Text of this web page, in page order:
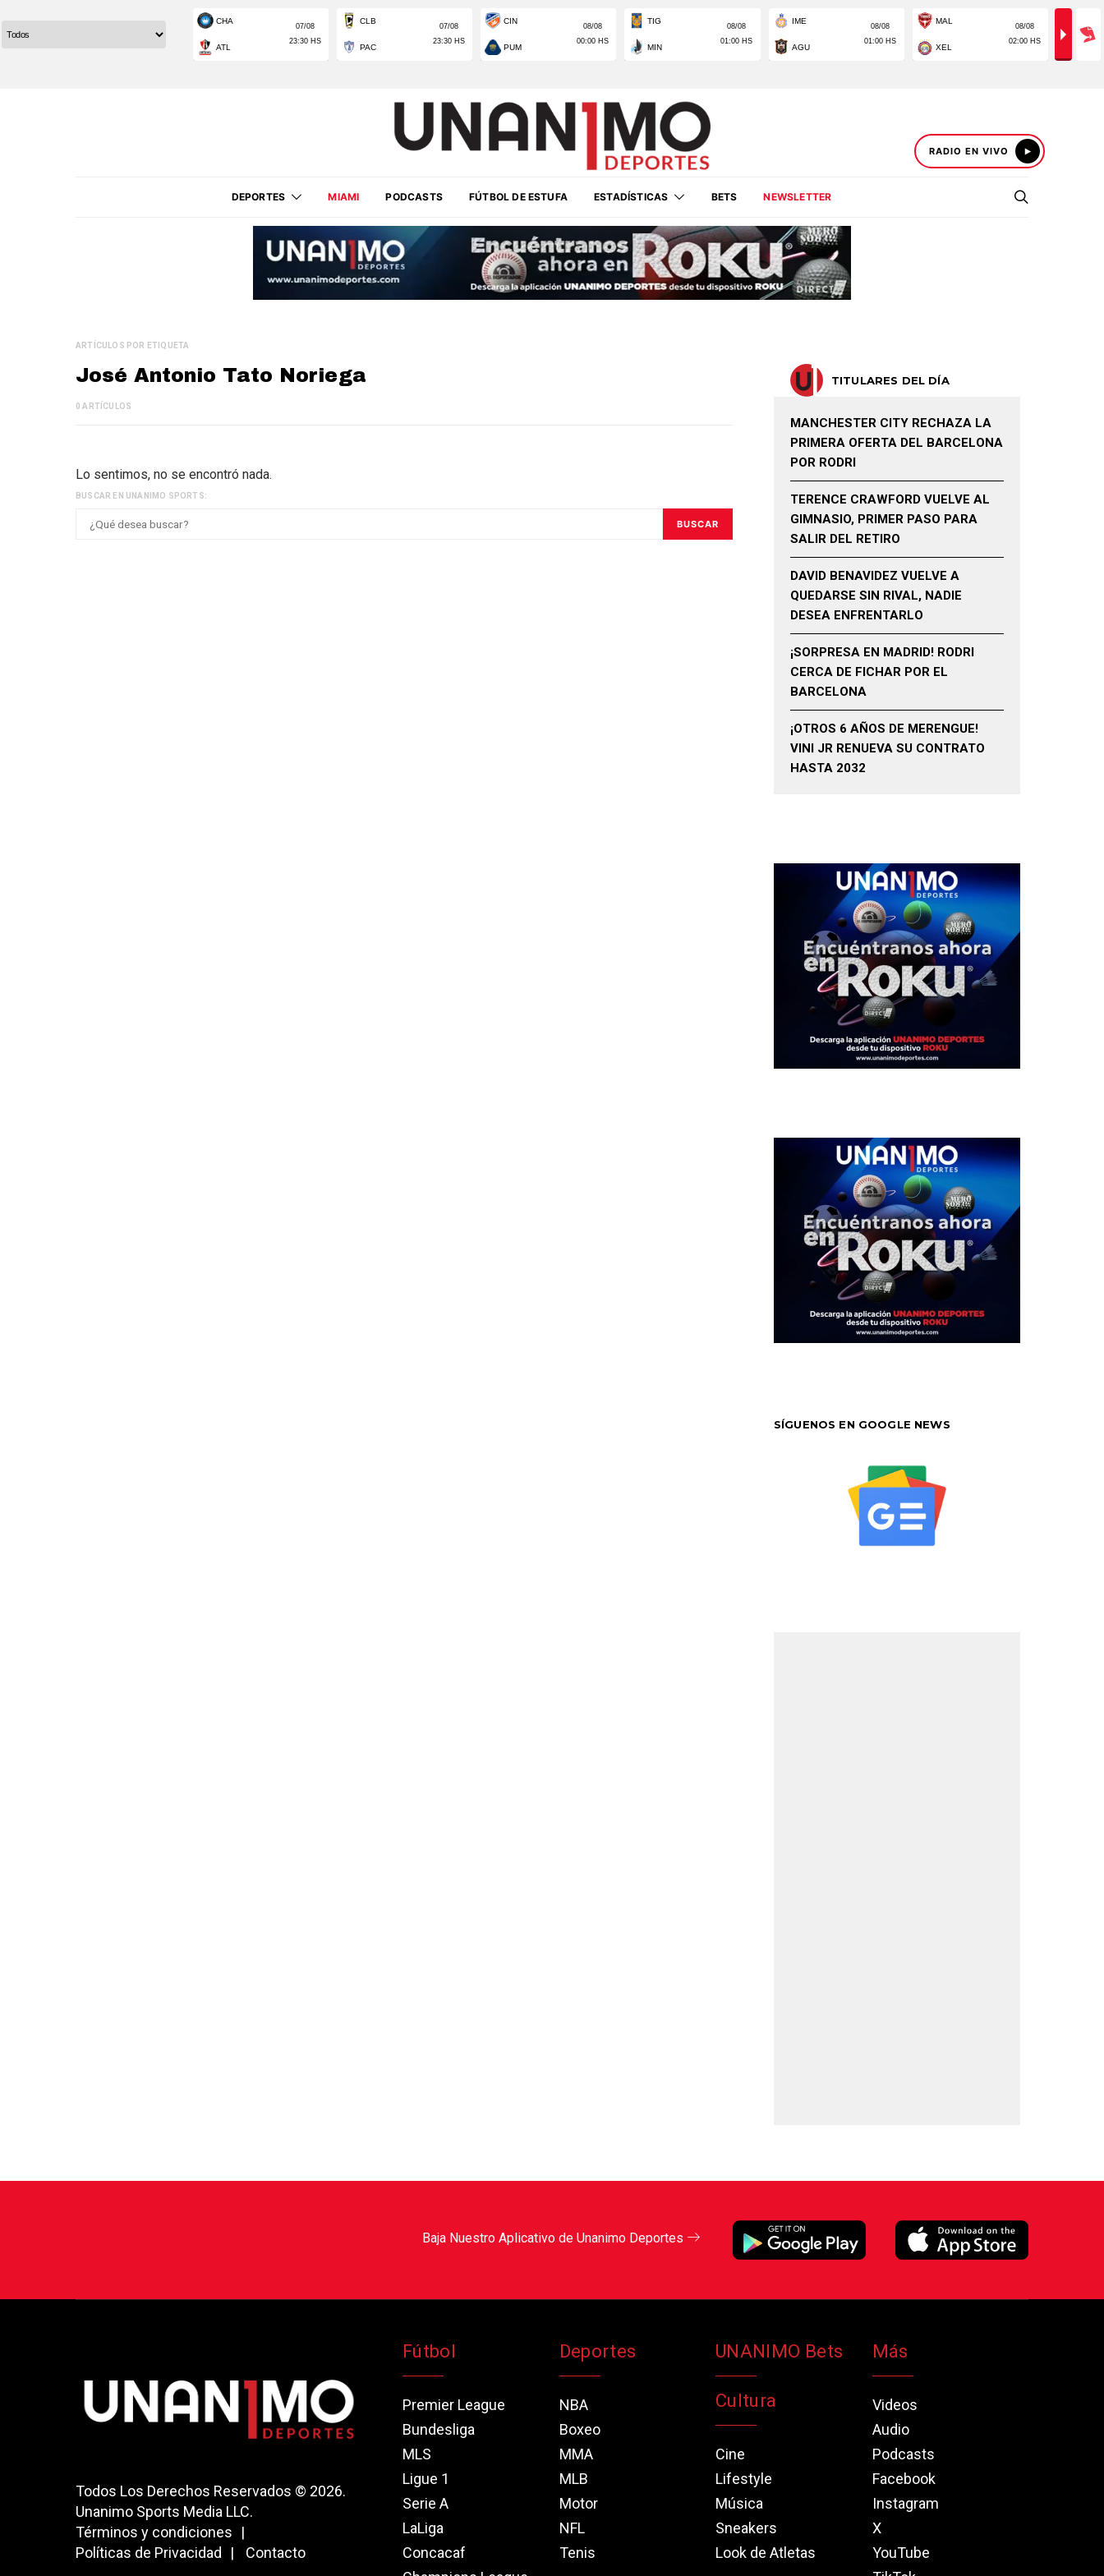
RADIO EN VIVO
DEPORTES MIAMI PODCASTS FÚTBOL DE ESTUFA ESTADÍSTICAS BETS NEWSLETTER
ARTÍCULOS POR ETIQUETA
José Antonio Tato Noriega
0 ARTÍCULOS
Lo sentimos, no se encontró nada.
BUSCAR EN UNANIMO SPORTS:
BUSCAR
TITULARES DEL DÍA
MANCHESTER CITY RECHAZA LA
PRIMERA OFERTA DEL BARCELONA
POR RODRI
TERENCE CRAWFORD VUELVE AL
GIMNASIO, PRIMER PASO PARA
SALIR DEL RETIRO
DAVID BENAVIDEZ VUELVE A
QUEDARSE SIN RIVAL, NADIE
DESEA ENFRENTARLO
¡SORPRESA EN MADRID! RODRI
CERCA DE FICHAR POR EL
BARCELONA
¡OTROS 6 AÑOS DE MERENGUE!
VINI JR RENUEVA SU CONTRATO
HASTA 2032
SÍGUENOS EN GOOGLE NEWS
Baja Nuestro Aplicativo de Unanimo Deportes
Todos Los Derechos Reservados © 2026.
Unanimo Sports Media LLC.
Términos y condiciones
Políticas de Privacidad
Contacto
Fútbol
Premier League
Bundesliga
MLS
Ligue 1
Serie A
LaLiga
Concacaf
Deportes
NBA
Boxeo
MMA
MLB
Motor
NFL
Tenis
UNANIMO Bets
Cultura
Cine
Lifestyle
Música
Sneakers
Look de Atletas
Más
Videos
Audio
Podcasts
Facebook
Instagram
X
YouTube